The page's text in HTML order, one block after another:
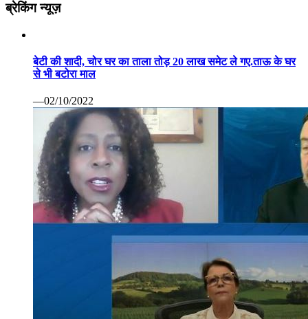
ब्रेकिंग न्यूज़
बेटी की शादी, चोर घर का ताला तोड़ 20 लाख समेट ले गए.ताऊ के घर
से भी बटोरा माल
—02/10/2022